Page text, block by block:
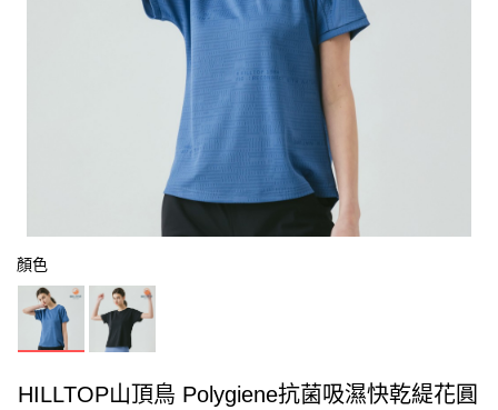
顏色
HILLTOP山頂鳥 Polygiene抗菌吸濕快乾緹花圓